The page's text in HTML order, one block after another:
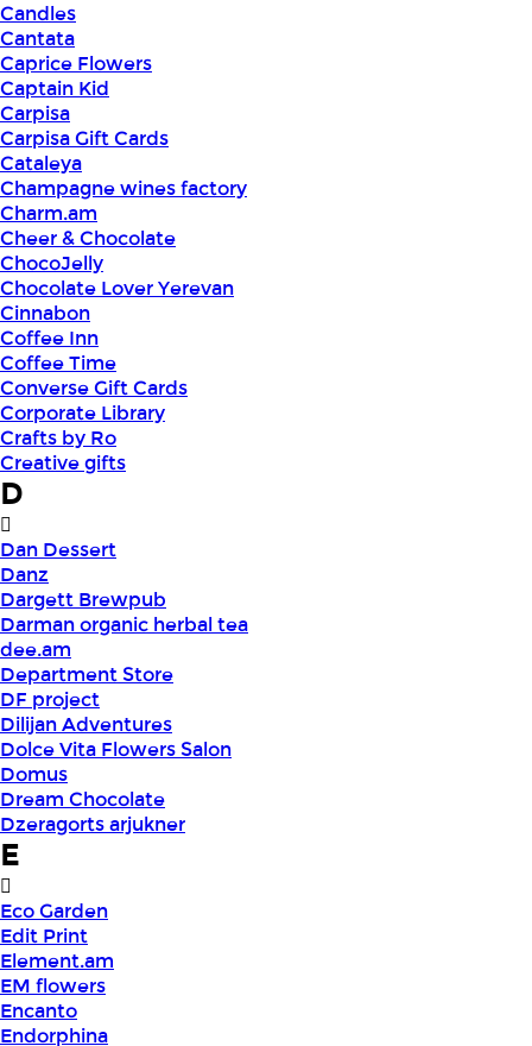
Candles
Cantata
Caprice Flowers
Captain Kid
Carpisa
Carpisa Gift Cards
Cataleya
Champagne wines factory
Charm.am
Cheer & Chocolate
ChocoJelly
Chocolate Lover Yerevan
Cinnabon
Coffee Inn
Coffee Time
Converse Gift Cards
Corporate Library
Crafts by Ro
Creative gifts
D
Dan Dessert
Danz
Dargett Brewpub
Darman organic herbal tea
dee.am
Department Store
DF project
Dilijan Adventures
Dolce Vita Flowers Salon
Domus
Dream Chocolate
Dzeragorts arjukner
E
Eco Garden
Edit Print
Element.am
EM flowers
Encanto
Endorphina